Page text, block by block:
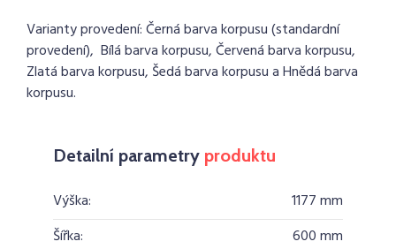
Varianty provedení: Černá barva korpusu (standardní
provedení), Bílá barva korpusu, Červená barva korpusu,
Zlatá barva korpusu, Šedá barva korpusu a Hnědá barva
korpusu.
Detailní parametry produktu
Výška:
1177 mm
Šířka:
600 mm